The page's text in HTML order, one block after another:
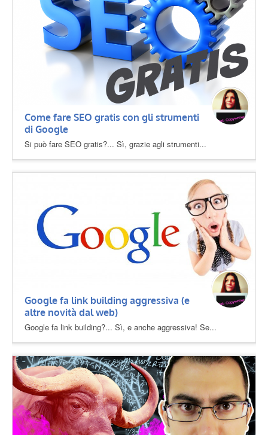
Come fare SEO gratis con gli strumenti
di Google
Si può fare SEO gratis?... Sì, grazie agli strumenti...
Google fa link building aggressiva (e
altre novità dal web)
Google fa link building?... Sì, e anche aggressiva! Se...